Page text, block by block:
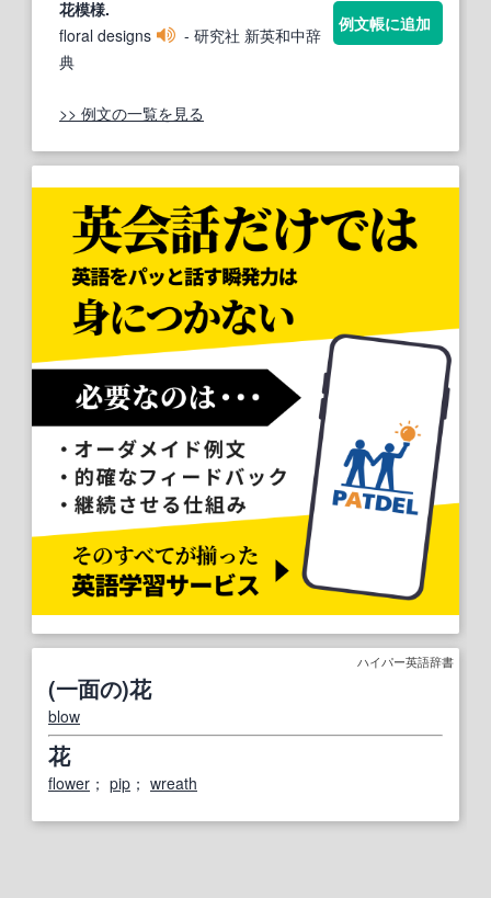
花模様.
floral designs
- 研究社 新英和中辞
典
例文帳に追加
>> 例文の一覧を見る
ハイパー英語辞書
(一面の)花
blow
花
flower ； pip ； wreath